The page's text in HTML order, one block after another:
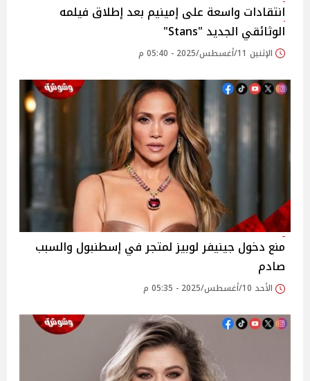
انتقادات واسعة على إمينيم بعد إطلاق فيلمه
الوثائقي الجديد "Stans"
الإثنين 11/أغسطس/2025 - 05:40 م
منع دخول جينيفر لوبيز لمتجر في إسطنبول والسبب
صادم
الأحد 10/أغسطس/2025 - 05:35 م